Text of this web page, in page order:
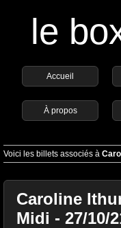
le
Accueil
À propos
Voici les billets associés à
Caroline
Midi - 27/10/